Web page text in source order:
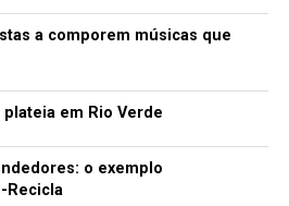
a comporem músicas que
em Rio Verde
o exemplo
Recicla